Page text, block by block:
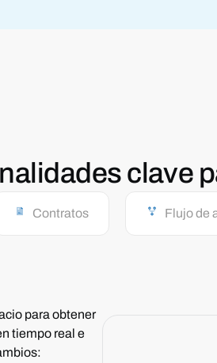
clave
Contratos Flujo de
para obtener
tiempo real e